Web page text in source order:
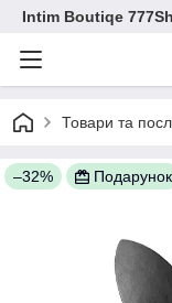
Intim Boutiqe
Товари та
–32% Подарунок